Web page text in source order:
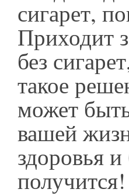
сигарет,
Приходит
без
такое
может
вашей
здоровья
получится!